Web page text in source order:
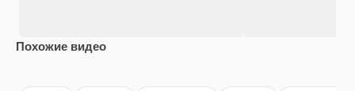
Похожие видео